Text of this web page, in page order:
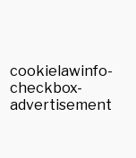
cookielawinfo-
checkbox-
advertisement